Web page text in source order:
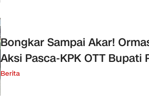
Bongkar Sampai Akar!
Aksi Pasca-KPK OTT Bupati
Berita